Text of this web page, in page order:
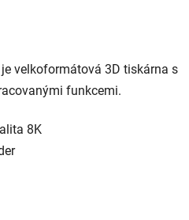
velkoformátová 3D tiskárna s
funkcemi.
8K